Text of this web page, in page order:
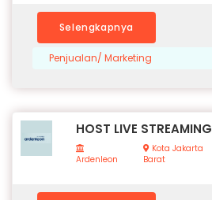
Selengkapnya
Penjualan/ Marketing
HOST LIVE STREAMING
Ardenleon
Kota Jakarta
Barat